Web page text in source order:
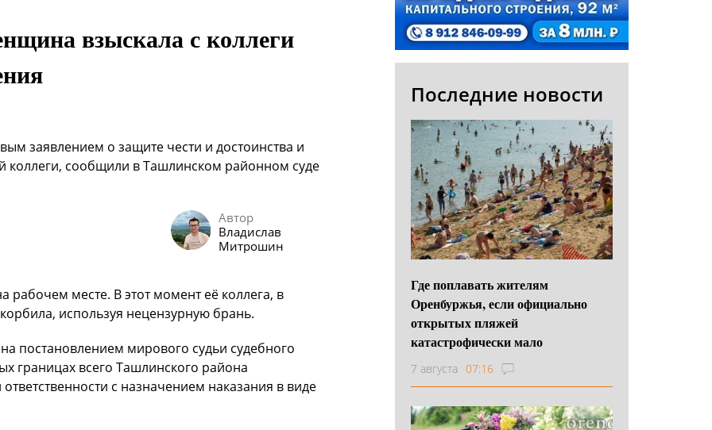
взыскала с коллеги
заявлением о защите чести и достоинства и
коллеги, сообщили в Ташлинском районном суде
Автор
Владислав
Митрошин
месте. В этот момент её коллега, в
используя нецензурную брань.
постановлением мирового судьи судебного
границах всего Ташлинского района
с назначением наказания в виде
Последние новости
Где поплавать жителям
Оренбуржья, если официально
открытых пляжей
катастрофически мало
7 августа 07:16